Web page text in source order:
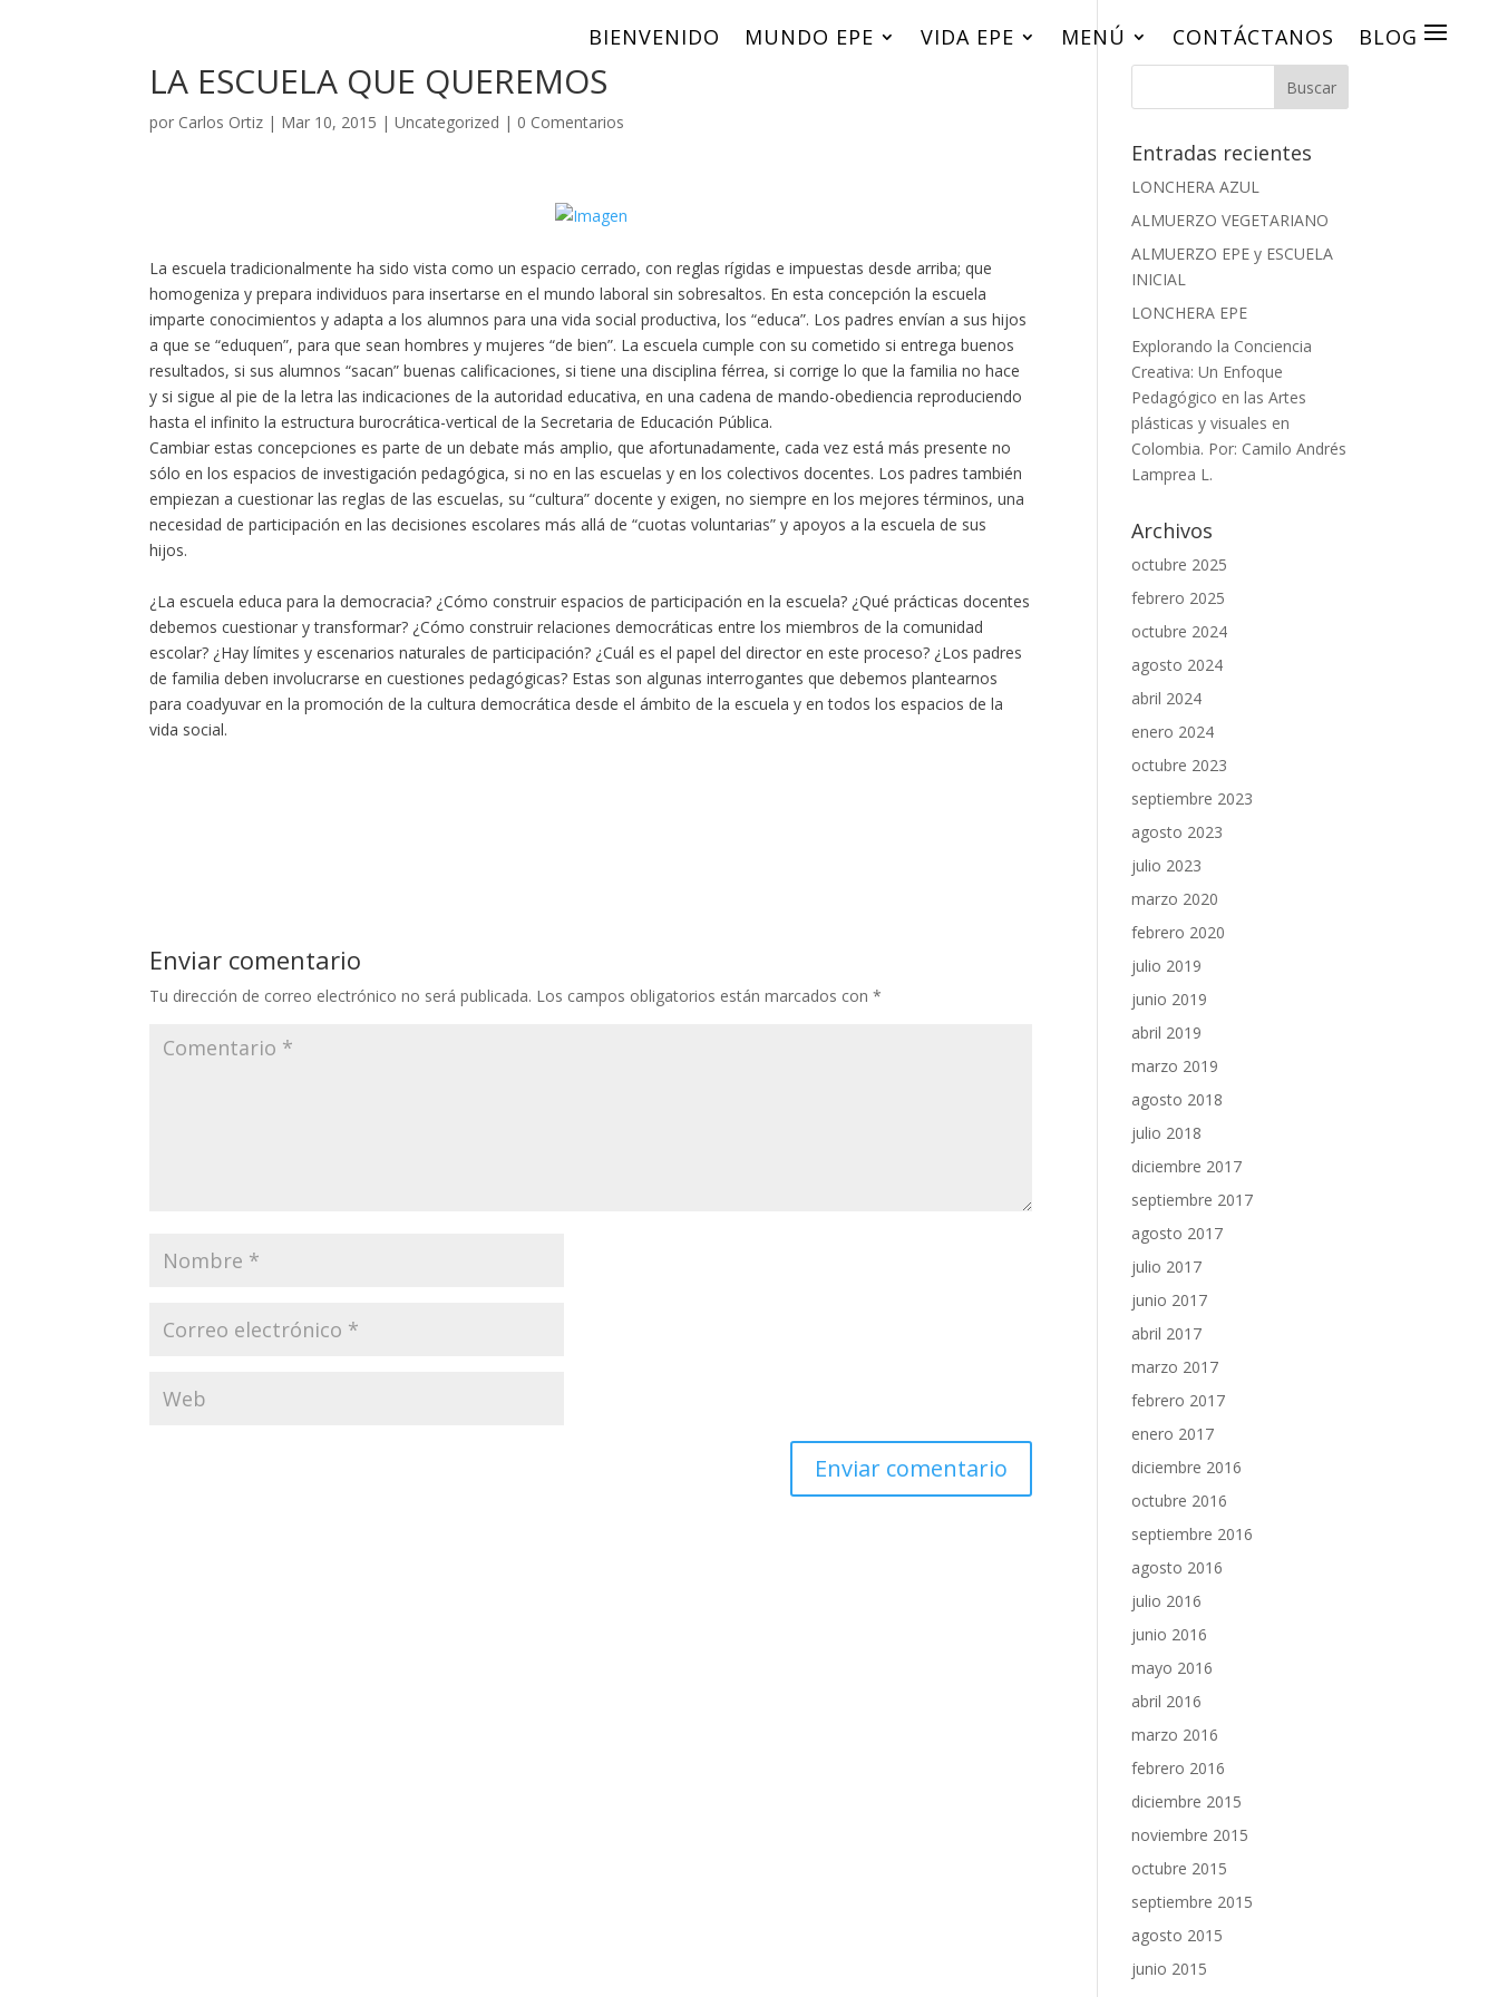
BIENVENIDO MUNDO EPE VIDA EPE MENÚ CONTÁCTANOS BLOG
BIENVENIDO MUNDO EPE VIDA EPE MENÚ CONTÁCTANOS BLOG
LA ESCUELA QUE QUEREMOS
por Carlos Ortiz | Mar 10, 2015 |Uncategorized | 0 Comentarios
La escuela tradicionalmente ha sido vista como un espacio cerrado, con reglas rígidas e impuestas desde arriba; que
homogeniza y prepara individuos para insertarse en el mundo laboral sin sobresaltos. En esta concepción la escuela
imparte conocimientos y adapta a los alumnos para una vida social productiva, los “educa”. Los padres envían a sus hijos
a que se “eduquen”, para que sean hombres y mujeres “de bien”. La escuela cumple con su cometido si entrega buenos
resultados, si sus alumnos “sacan” buenas calificaciones, si tiene una disciplina férrea, si corrige lo que la familia no hace
y si sigue al pie de la letra las indicaciones de la autoridad educativa, en una cadena de mando-obediencia reproduciendo
hasta el infinito la estructura burocrática-vertical de la Secretaria de Educación Pública.
Cambiar estas concepciones es parte de un debate más amplio, que afortunadamente, cada vez está más presente no
sólo en los espacios de investigación pedagógica, si no en las escuelas y en los colectivos docentes. Los padres también
empiezan a cuestionar las reglas de las escuelas, su “cultura” docente y exigen, no siempre en los mejores términos, una
necesidad de participación en las decisiones escolares más allá de “cuotas voluntarias” y apoyos a la escuela de sus
hijos.
¿La escuela educa para la democracia? ¿Cómo construir espacios de participación en la escuela? ¿Qué prácticas docentes
debemos cuestionar y transformar? ¿Cómo construir relaciones democráticas entre los miembros de la comunidad
escolar? ¿Hay límites y escenarios naturales de participación? ¿Cuál es el papel del director en este proceso? ¿Los padres
de familia deben involucrarse en cuestiones pedagógicas? Estas son algunas interrogantes que debemos plantearnos
para coadyuvar en la promoción de la cultura democrática desde el ámbito de la escuela y en todos los espacios de la
vida social.
Enviar comentario
Tu dirección de correo electrónico no será publicada. Los campos obligatorios están marcados con*
Entradas recientes
LONCHERA AZUL
ALMUERZO VEGETARIANO
ALMUERZO EPE y ESCUELA
INICIAL
LONCHERA EPE
Explorando la Conciencia
Creativa: Un Enfoque
Pedagógico en las Artes
plásticas y visuales en
Colombia. Por: Camilo Andrés
Lamprea L.
Archivos
octubre 2025
febrero 2025
octubre 2024
agosto 2024
abril 2024
enero 2024
octubre 2023
septiembre 2023
agosto 2023
julio 2023
marzo 2020
febrero 2020
julio 2019
junio 2019
abril 2019
marzo 2019
agosto 2018
julio 2018
diciembre 2017
septiembre 2017
agosto 2017
julio 2017
junio 2017
abril 2017
marzo 2017
febrero 2017
enero 2017
diciembre 2016
octubre 2016
septiembre 2016
agosto 2016
julio 2016
junio 2016
mayo 2016
abril 2016
marzo 2016
febrero 2016
diciembre 2015
noviembre 2015
octubre 2015
septiembre 2015
agosto 2015
junio 2015